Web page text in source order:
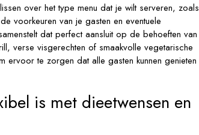
over het type menu dat je wilt serveren, zoals
voorkeuren van je gasten en eventuele
dat perfect aansluit op de behoeften van
verse visgerechten of smaakvolle vegetarische
ervoor te zorgen dat alle gasten kunnen genieten
is met dieetwensen en